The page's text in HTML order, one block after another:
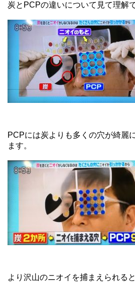
炭とPCPの違いについて見て理解
PCPには炭よりも多くの穴が綺麗
ます。
より沢山のニオイを捕まえられると